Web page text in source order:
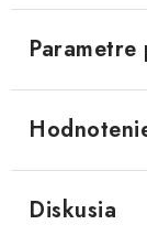
Diskusia